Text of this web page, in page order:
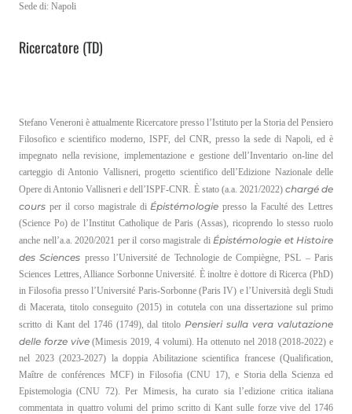
Sede di: Napoli
Ricercatore (TD)
Stefano Veneroni è attualmente Ricercatore presso l’Istituto per la Storia del Pensiero
Filosofico e scientifico moderno, ISPF, del CNR, presso la sede di Napoli, ed è
impegnato nella revisione, implementazione e gestione dell’Inventario on-line del
carteggio di Antonio Vallisneri, progetto scientifico dell’Edizione Nazionale delle
Opere di Antonio Vallisneri e dell’ISPF-CNR. È stato (a.a. 2021/2022) chargé de
cours per il corso magistrale diÉpistémologie presso la Faculté des Lettres
(Science Po) de l’Institut Catholique de Paris (Assas), ricoprendo lo stesso ruolo
anche nell’a.a. 2020/2021 per il corso magistrale di Épistémologie et Histoire
des Sciences presso l’Université de Technologie de Compiègne, PSL – Paris
Sciences Lettres, Alliance Sorbonne Université. È inoltre è dottore di Ricerca (PhD)
in Filosofia presso l’Université Paris-Sorbonne (Paris IV) e l’Università degli Studi
di Macerata, titolo conseguito (2015) in cotutela con una dissertazione sul primo
scritto di Kant del 1746 (1749), dal titoloPensieri sulla vera valutazione
delle forze vive(Mimesis 2019, 4 volumi). Ha ottenuto nel 2018 (2018-2022) e
nel 2023 (2023-2027) la doppia Abilitazione scientifica francese (Qualification,
Maître de conférences MCF) in Filosofia (CNU 17), e Storia della Scienza ed
Epistemologia (CNU 72). Per Mimesis, ha curato sia l’edizione critica italiana
commentata in quattro volumi del primo scritto di Kant sulle forze vive del 1746